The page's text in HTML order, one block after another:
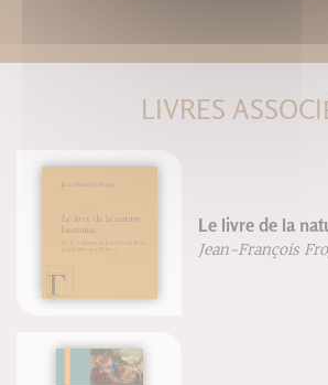
LIVRES
Le livre de la
Jean-François